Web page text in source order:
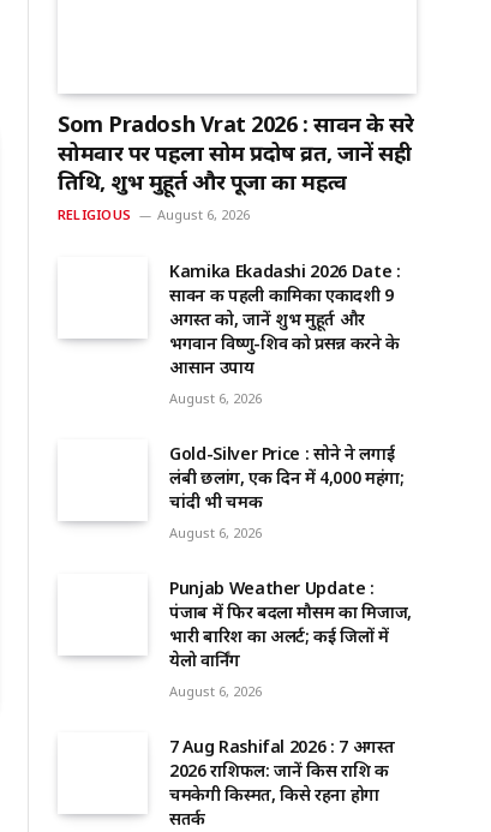
Som Pradosh Vrat 2026 : सावन के दूसरे
सोमवार पर पहला सोम प्रदोष व्रत, जानें सही
तिथि, शुभ मुहूर्त और पूजा का महत्व
RELIGIOUS August 6, 2026
Kamika Ekadashi 2026 Date :
सावन की पहली कामिका एकादशी 9
अगस्त को, जानें शुभ मुहूर्त और
भगवान विष्णु-शिव को प्रसन्न करने के
आसान उपाय
August 6, 2026
Gold-Silver Price : सोने ने लगाई
लंबी छलांग, एक दिन में ₹4,000 महंगा;
चांदी भी चमकी
August 6, 2026
Punjab Weather Update :
पंजाब में फिर बदला मौसम का मिजाज,
भारी बारिश का अलर्ट; कई जिलों में
येलो वार्निंग
August 6, 2026
7 Aug Rashifal 2026 : 7 अगस्त
2026 राशिफल: जानें किस राशि की
चमकेगी किस्मत, किसे रहना होगा
सतर्क